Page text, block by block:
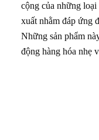
cộng của những loại
xuất nhằm đáp ứng
Những sản phẩm
động hàng hóa nhẹ